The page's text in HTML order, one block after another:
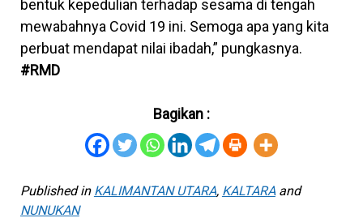
bentuk kepedulian terhadap sesama di tengah
mewabahnya Covid 19 ini. Semoga apa yang kita
perbuat mendapat nilai ibadah,” pungkasnya.
#RMD
Bagikan :
Published in KALIMANTAN UTARA, KALTARAand
NUNUKAN